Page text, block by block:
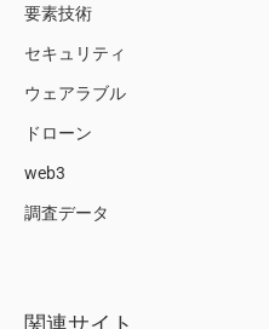
要素技術
セキュリティ
ウェアラブル
ドローン
web3
調査データ